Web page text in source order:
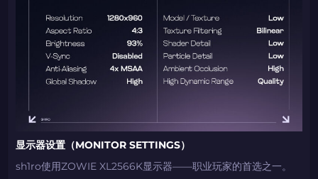
带上你的促销代码
只需抓取区域并将促销代码复制到剪贴板
由KARRIGAN倾情推荐
团队 THE MONGOLZ
CS2CODES.CN社区与电子竞技
显示器设置（MONITOR SETTINGS）
sh1ro使用ZOWIE XL2566K显示器——职业玩家的首选之一。